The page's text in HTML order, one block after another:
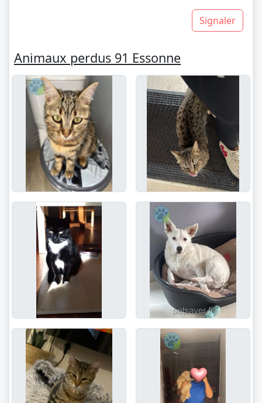
Signaler
Animaux perdus 91 Essonne